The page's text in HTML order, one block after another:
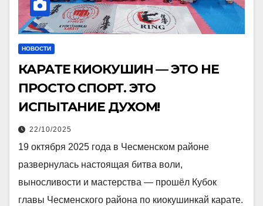
НОВОСТИ
КАРАТЕ КИОКУШИН — ЭТО НЕ
ПРОСТО СПОРТ. ЭТО
ИСПЫТАНИЕ ДУХОМ!
22/10/2025
19 октября 2025 года в Чесменском районе
развернулась настоящая битва воли,
выносливости и мастерства — прошёл Кубок
главы Чесменского района по киокушинкай карате.